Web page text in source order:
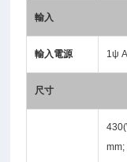
輸入
輸入電源 1ψ
尺寸
mm;